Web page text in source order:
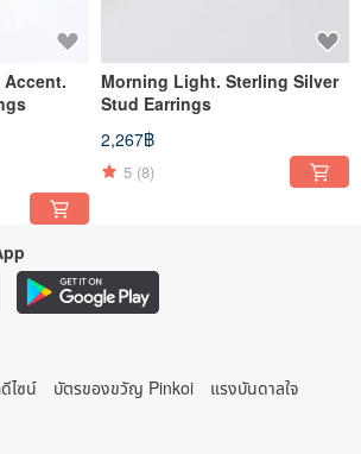
Accent.
Morning Light. Sterling Silver
Stud Earrings
2,267฿
5 (8)
ไซน์ บัตรของขวัญ Pinkoi
แรงบันดาลใจ